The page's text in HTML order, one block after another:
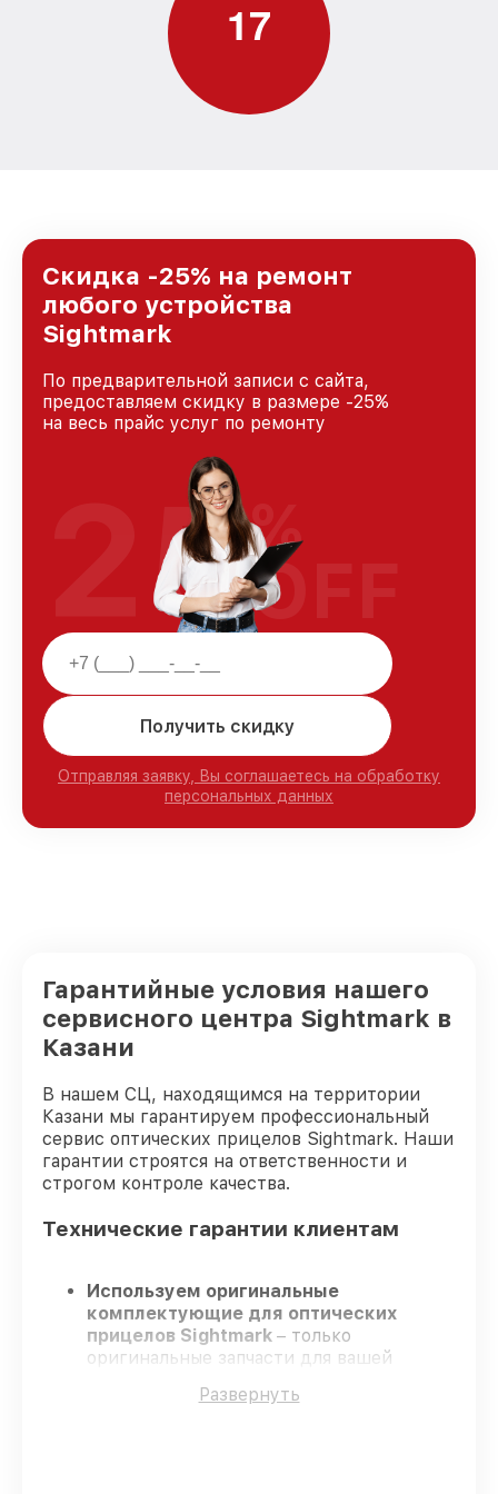
17
Скидка -25% на ремонт
любого устройства
Sightmark
По предварительной записи с сайта,
предоставляем скидку в размере -25%
на весь прайс услуг по ремонту
Получить скидку
Отправляя заявку, Вы соглашаетесь на обработку
персональных данных
25%
OFF
Гарантийные условия нашего
сервисного центра Sightmark в
Казани
В нашем СЦ, находящимся на территории
Казани мы гарантируем профессиональный
сервис оптических прицелов Sightmark. Наши
гарантии строятся на ответственности и
строгом контроле качества.
Технические гарантии клиентам
Используем оригинальные
комплектующие для оптических
прицелов Sightmark – только
оригинальные запчасти для вашей
Сертифицированные инженеры
Развернуть